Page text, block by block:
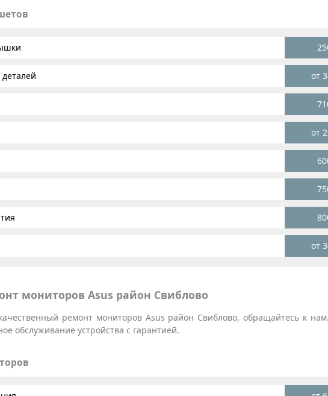
от
от
от
мониторов Asus район Свиблово
ремонт мониторов Asus район Свиблово, обращайтесь к
обслуживание устройства с гарантией.